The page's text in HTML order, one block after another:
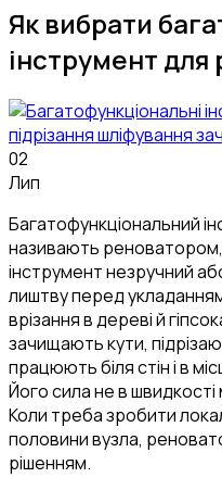
Як вибрати
інструмент
02
Лип
Багатофункціональний
називають реноватором,
інструмент незручний
лиштву перед
врізання в дереві й
зачищають кути,
працюють біля стін і в
Його сила не в швидкості
Коли треба зробити
половини вузла,
рішенням.